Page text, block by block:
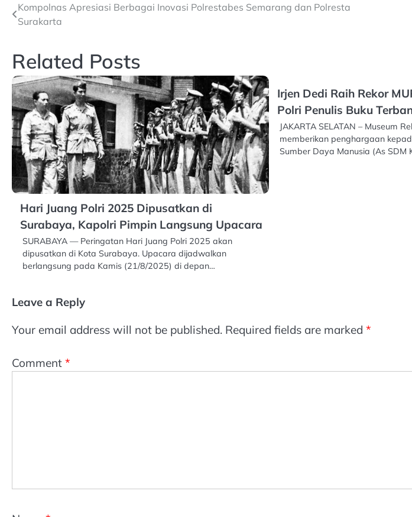
Post
Kompolnas Apresiasi Berbagai Inovasi Polrestabes Semarang dan Polresta
Surakarta
Related Posts
Hari Juang Polri 2025 Dipusatkan di
Surabaya, Kapolri Pimpin Langsung Upacara
SURABAYA — Peringatan Hari Juang Polri 2025 akan
dipusatkan di Kota Surabaya. Upacara dijadwalkan
berlangsung pada Kamis (21/8/2025) di depan…
Irjen Dedi Raih Rekor
Polri Penulis Buku
JAKARTA SELATAN – Museum
memberikan penghargaan
Sumber Daya Manusia (As SDM
Leave a Reply
Your email address will not be published. Required fields are marked *
Comment *